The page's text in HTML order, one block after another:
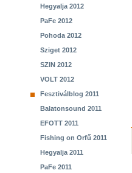
Hegyalja 2012
PaFe 2012
Pohoda 2012
Sziget 2012
SZIN 2012
VOLT 2012
Fesztiválblog 2011
Balatonsound 2011
EFOTT 2011
Fishing on Orfű 2011
Hegyalja 2011
PaFe 2011